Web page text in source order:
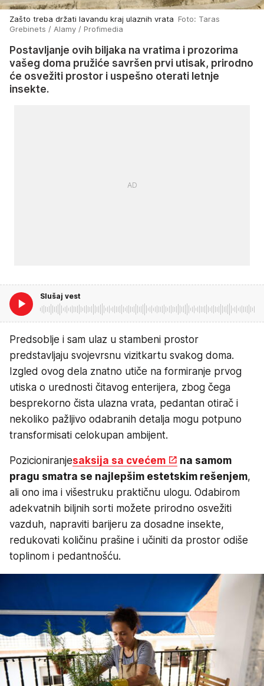
Zašto treba držati lavandu kraj ulaznih vrata Foto: Taras
Grebinets / Alamy / Profimedia
Postavljanje ovih biljaka na vratima i prozorima
vašeg doma pružiće savršen prvi utisak, prirodno
će osvežiti prostor i uspešno oterati letnje
insekte.
Slušaj vest
Predsoblje i sam ulaz u stambeni prostor
predstavljaju svojevrsnu vizitkartu svakog doma.
Izgled ovog dela znatno utiče na formiranje prvog
utiska o urednosti čitavog enterijera, zbog čega
besprekorno čista ulazna vrata, pedantan otirač i
nekoliko pažljivo odabranih detalja mogu potpuno
transformisati celokupan ambijent.
Pozicioniranjesaksija sa cvećem
na samom
pragu smatra se najlepšim estetskim rešenjem,
ali ono ima i višestruku praktičnu ulogu. Odabirom
adekvatnih biljnih sorti možete prirodno osvežiti
vazduh, napraviti barijeru za dosadne insekte,
redukovati količinu prašine i učiniti da prostor odiše
toplinom i pedantnošću.